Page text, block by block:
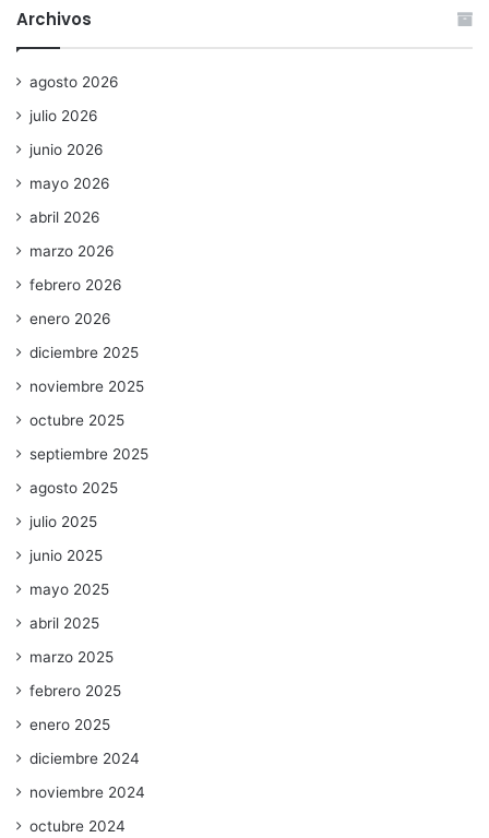
Archivos
agosto 2026
julio 2026
junio 2026
mayo 2026
abril 2026
marzo 2026
febrero 2026
enero 2026
diciembre 2025
noviembre 2025
octubre 2025
septiembre 2025
agosto 2025
julio 2025
junio 2025
mayo 2025
abril 2025
marzo 2025
febrero 2025
enero 2025
diciembre 2024
noviembre 2024
octubre 2024